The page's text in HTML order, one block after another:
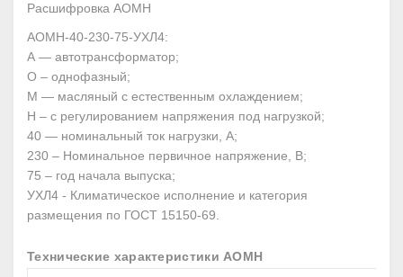
Расшифровка АОМН
АОМН-40-230-75-УХЛ4:
А — автотрансформатор;
О – однофазный;
М — масляный с естественным охлаждением;
Н – с регулированием напряжения под нагрузкой;
40 — номинальный ток нагрузки, А;
230 – Номинальное первичное напряжение, В;
75 – год начала выпуска;
УХЛ4 - Климатическое исполнение и категория
размещения по ГОСТ 15150-69.
Технические характеристики АОМН